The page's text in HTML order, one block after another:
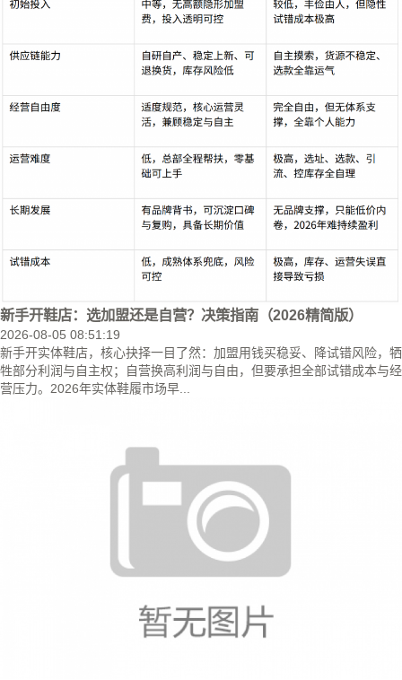
新手开鞋店：选加盟还是自营？决策指南（2026精简版）
2026-08-05 08:51:19
新手开实体鞋店，核心抉择一目了然：加盟用钱买稳妥、降试错风险，牺
牲部分利润与自主权；自营换高利润与自由，但要承担全部试错成本与经
营压力。2026年实体鞋履市场早...